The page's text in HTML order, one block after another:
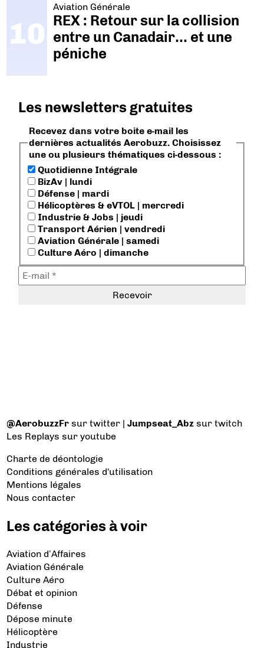
Aviation Générale
REX : Retour sur la collision
entre un Canadair… et une
péniche
Les newsletters gratuites
Recevez dans votre boite e-mail les
dernières actualités Aerobuzz. Choisissez
une ou plusieurs thématiques ci-dessous :
Quotidienne Intégrale
BizAv | lundi
Défense | mardi
Hélicoptères & eVTOL | mercredi
Industrie & Jobs | jeudi
Transport Aérien | vendredi
Aviation Générale | samedi
Culture Aéro | dimanche
@AerobuzzFr sur twitter |Jumpseat_Abz sur twitch
Les Replays sur youtube
Charte de déontologie
Conditions générales d'utilisation
Mentions légales
Nous contacter
Les catégories à voir
Aviation d’Affaires
Aviation Générale
Culture Aéro
Débat et opinion
Défense
Dépose minute
Hélicoptère
Industrie